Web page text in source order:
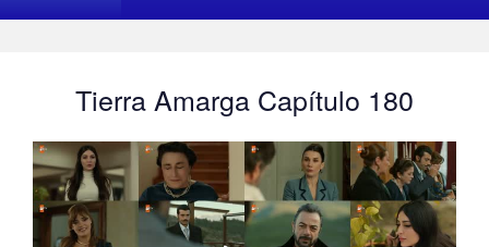
Tierra Amarga Capítulo 180